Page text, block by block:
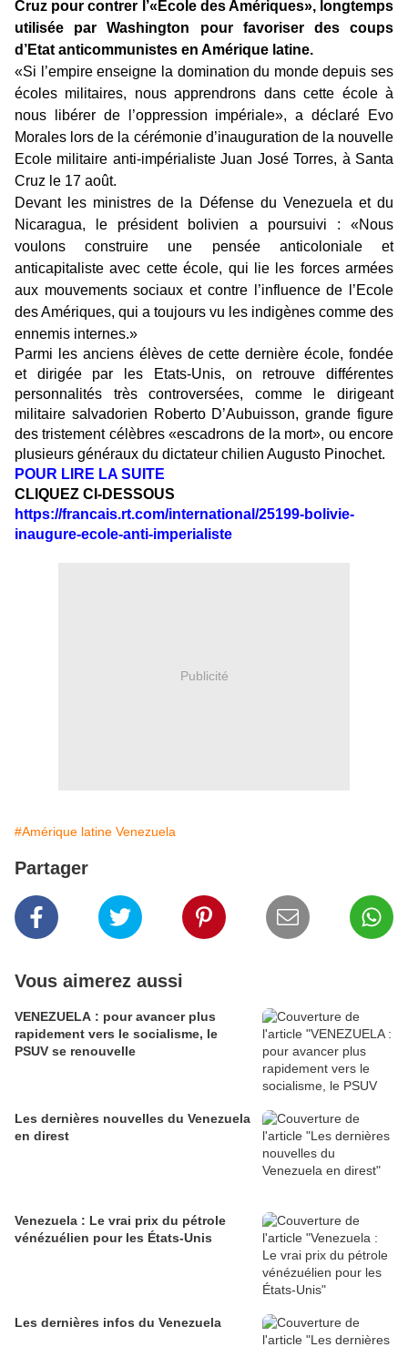
Cruz pour contrer l’«Ecole des Amériques», longtemps
utilisée par Washington pour favoriser des coups
d’Etat anticommunistes en Amérique latine.
«Si l’empire enseigne la domination du monde depuis ses
écoles militaires, nous apprendrons dans cette école à
nous libérer de l’oppression impériale», a déclaré Evo
Morales lors de la cérémonie d’inauguration de la nouvelle
Ecole militaire anti-impérialiste Juan José Torres, à Santa
Cruz le 17 août.
Devant les ministres de la Défense du Venezuela et du
Nicaragua, le président bolivien a poursuivi : «Nous
voulons construire une pensée anticoloniale et
anticapitaliste avec cette école, qui lie les forces armées
aux mouvements sociaux et contre l’influence de l’Ecole
des Amériques, qui a toujours vu les indigènes comme des
ennemis internes.»
Parmi les anciens élèves de cette dernière école, fondée
et dirigée par les Etats-Unis, on retrouve différentes
personnalités très controversées, comme le dirigeant
militaire salvadorien Roberto D’Aubuisson, grande figure
des tristement célèbres «escadrons de la mort», ou encore
plusieurs généraux du dictateur chilien Augusto Pinochet.
POUR LIRE LA SUITE
CLIQUEZ CI-DESSOUS
https://francais.rt.com/international/25199-bolivie-
inaugure-ecole-anti-imperialiste
Publicité
#Amérique latine Venezuela
Partager
Vous aimerez aussi
VENEZUELA : pour avancer plus
rapidement vers le socialisme, le
PSUV se renouvelle
Les dernières nouvelles du Venezuela
en direst
Venezuela : Le vrai prix du pétrole
vénézuélien pour les États-Unis
Les dernières infos du Venezuela